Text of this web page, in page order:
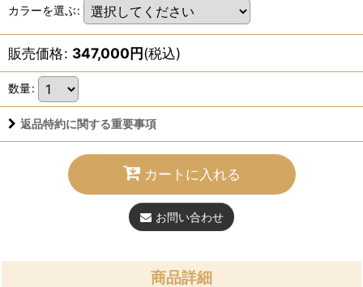
カラーを選ぶ:
販売価格: 347,000円(税込)
数量:
返品特約に関する重要事項
カートに入れる
お問い合わせ
商品詳細